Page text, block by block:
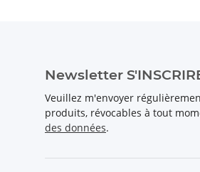
Newsletter
Veuillez m'envoyer
produits, révocables à tout
des données.